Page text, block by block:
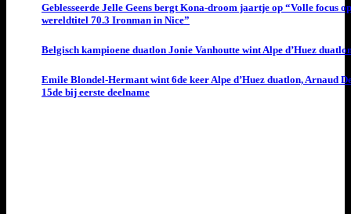
Geblesseerde Jelle Geens bergt Kona-droom jaartje op “Volle focus
wereldtitel 70.3 Ironman in Nice”
Belgisch kampioene duatlon Jonie Vanhoutte wint Alpe d’Huez
Emile Blondel-Hermant wint 6de keer Alpe d’Huez duatlon, Arnaud
15de bij eerste deelname